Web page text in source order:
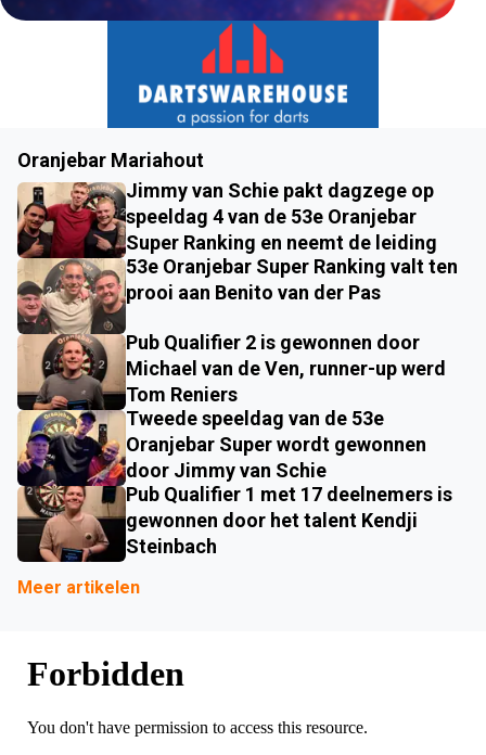
Oranjebar Mariahout
Jimmy van Schie pakt dagzege op
speeldag 4 van de 53e Oranjebar
Super Ranking en neemt de leiding
53e Oranjebar Super Ranking valt ten
prooi aan Benito van der Pas
Pub Qualifier 2 is gewonnen door
Michael van de Ven, runner-up werd
Tom Reniers
Tweede speeldag van de 53e
Oranjebar Super wordt gewonnen
door Jimmy van Schie
Pub Qualifier 1 met 17 deelnemers is
gewonnen door het talent Kendji
Steinbach
Meer artikelen